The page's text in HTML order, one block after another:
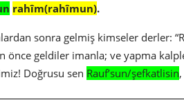
rahîm(rahîmun).
sonra gelmiş kimseler derler:
önce geldiler imanla; ve yapma
Doğrusu sen Rauf’sun/şefkatlisin,